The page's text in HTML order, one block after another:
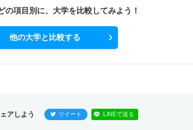
の項目別に、 大学を比較してみよう！
他の大学と比較する
アしよう ツイート LINEで送る